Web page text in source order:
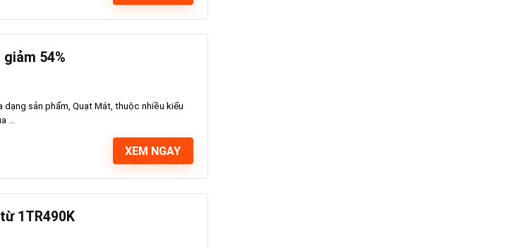
54%
sản phẩm, Quạt Mát, thuộc nhiều kiểu
...
XEM NGAY
1TR490K